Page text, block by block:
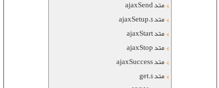
متد ajaxSend
متد $.ajaxSetup
متد ajaxStart
متد ajaxStop
متد ajaxSuccess
متد $.get